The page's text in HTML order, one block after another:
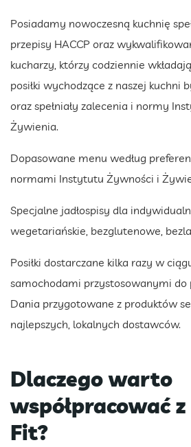
Posiadamy nowoczesną kuchnię
przepisy HACCP oraz
kucharzy, którzy codziennie
posiłki wychodzące z naszej kuchni
oraz spełniały zalecenia i normy
Żywienia.
Dopasowane menu według
normami Instytutu Żywności i
Specjalne jadłospisy dla
wegetariańskie, bezglutenowe,
Posiłki dostarczane kilka razy w
samochodami przystosowanymi do
Dania przygotowane z produktów
najlepszych, lokalnych dostawców.
Dlaczego warto
współpracować
Fit?